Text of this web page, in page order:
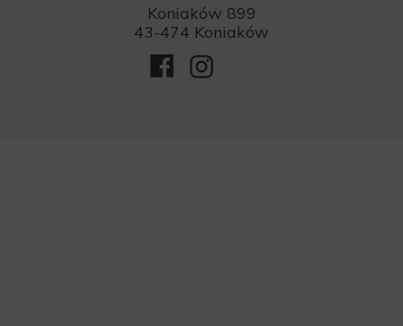
Koniaków 899
43-474 Koniaków